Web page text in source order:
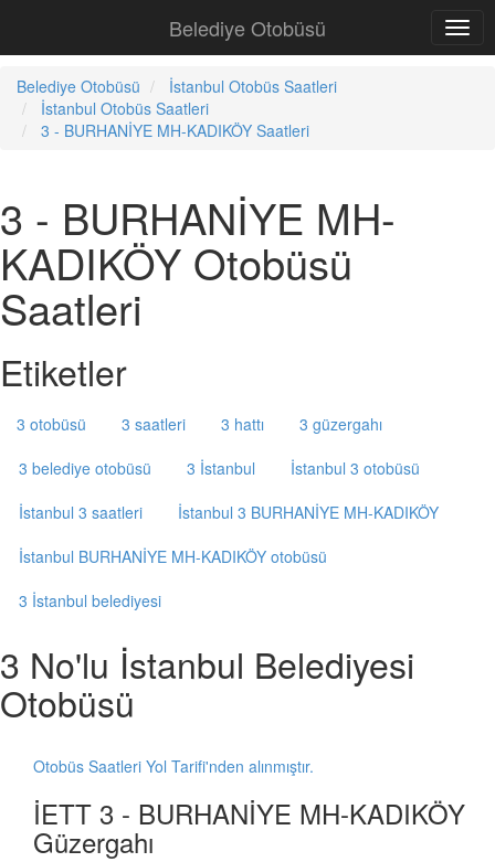
Belediye Otobüsü
Belediye Otobüsü
İstanbul Otobüs Saatleri
İstanbul Otobüs Saatleri
3 - BURHANİYE MH-KADIKÖY Saatleri
3 - BURHANİYE MH-
KADIKÖY Otobüsü
Saatleri
Etiketler
3 otobüsü 3 saatleri 3 hattı
3 güzergahı
3 belediye otobüsü
3 İstanbul
İstanbul 3 otobüsü
İstanbul 3 saatleri
İstanbul 3 BURHANİYE MH-KADIKÖY
İstanbul BURHANİYE MH-KADIKÖY otobüsü
3 İstanbul belediyesi
3 No'lu İstanbul Belediyesi
Otobüsü
Otobüs Saatleri Yol Tarifi'nden alınmıştır.
İETT 3 - BURHANİYE MH-KADIKÖY
Güzergahı